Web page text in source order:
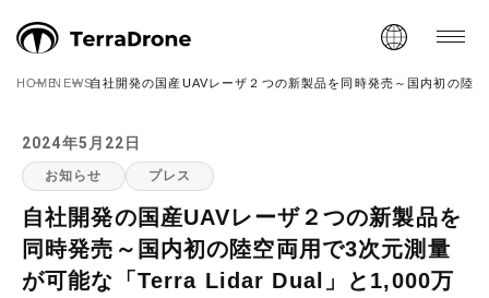
HOMENEWS自社開発の国産UAVレーザ２つの新製品を同時発売～国内初の
2024年5月22日
お知らせ プレス
自社開発の国産UAVレーザ２つの新製品を
同時発売～国内初の陸空両用で3次元測量
が可能な「Terra Lidar Dual」と1,000万